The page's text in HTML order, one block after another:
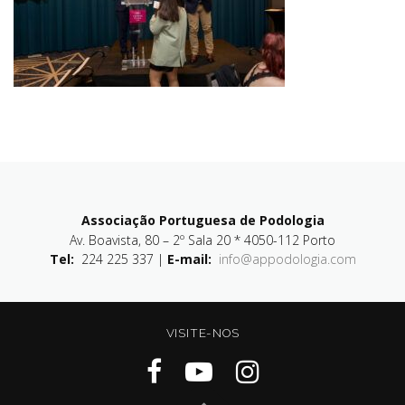
Associação Portuguesa de Podologia
Av. Boavista, 80 – 2º Sala 20 * 4050-112 Porto
Tel: 224 225 337 | E-mail: info@appodologia.com
VISITE-NOS